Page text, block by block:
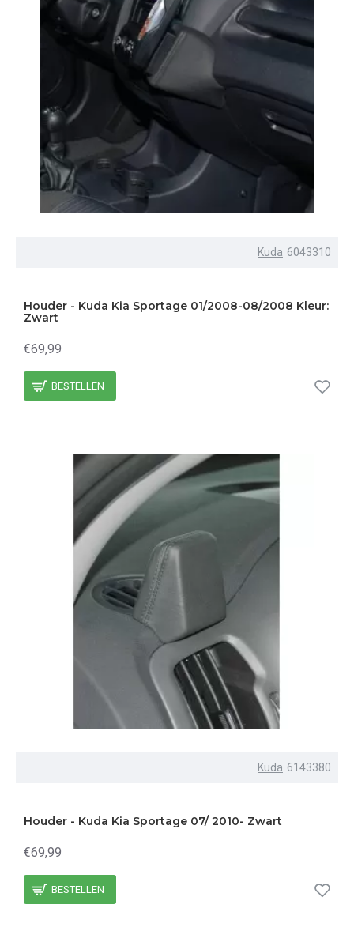
Kuda 6043310
Houder - Kuda Kia Sportage 01/2008-08/2008 Kleur:
Zwart
€69,99
BESTELLEN
Kuda 6143380
Houder - Kuda Kia Sportage 07/ 2010- Zwart
€69,99
BESTELLEN